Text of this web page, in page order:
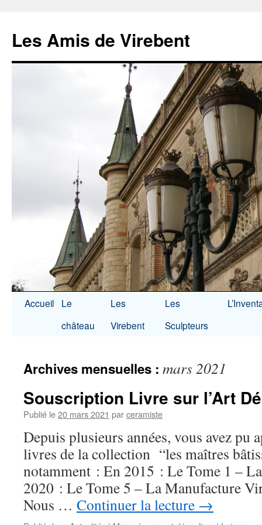
Les Amis de Virebent
Accueil
Le
château
Les
Virebent
Les
Sculpteurs
Archives mensuelles : mars 2021
Souscription Livre sur l’Art
Publié le20 mars 2021 parceramiste
Depuis plusieurs années, vous avez pu
livres de la collection “les maîtres
notamment : En 2015 : Le Tome 1 –
2020 : Le Tome 5 – La Manufacture
Nous … Continuer la lecture →